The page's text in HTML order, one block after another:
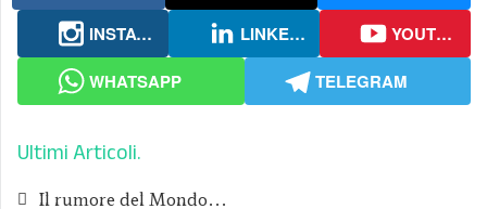
INSTAGRAM
LINKEDIN
YOUTUBE
WHATSAPP
TELEGRAM
Ultimi Articoli
Il rumore del Mondo...